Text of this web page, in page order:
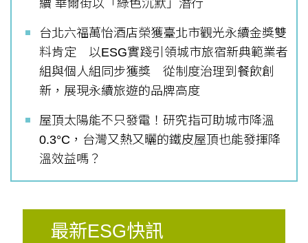
續 華爾街以「綠色沉默」潛行
台北六福萬怡酒店榮獲臺北市觀光永續金獎雙
料肯定 以ESG實踐引領城市旅宿新典範業者
組與個人組同步獲獎 從制度治理到餐飲創
新，展現永續旅遊的品牌高度
屋頂太陽能不只發電！研究指可助城市降溫
0.3°C，台灣又熱又曬的鐵皮屋頂也能發揮降
溫效益嗎？
最新ESG快訊